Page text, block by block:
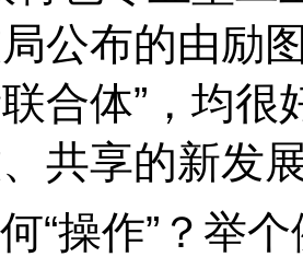
公布的由励
合体”，均
共享的新发
“操作”？举